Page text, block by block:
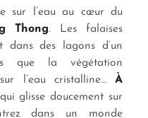
sur l’eau au cœur du
Thong. Les falaises
dans des lagons d’un
que la végétation
l’eau cristalline… À
glisse doucement sur
dans un monde